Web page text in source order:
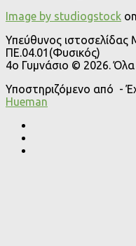
Image by studiogstock
Υπεύθυνος ιστοσελίδας
ΠΕ.04.01(Φυσικός)
4o Γυμνάσιο © 2026.
Υποστηριζόμενο από -
Ηueman